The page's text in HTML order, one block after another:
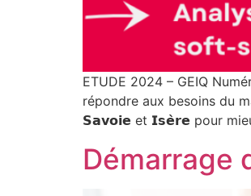
ETUDE 2024 – GEIQ
répondre aux besoins du
𝗦𝗮𝘃𝗼𝗶𝗲 et 𝗜𝘀𝗲̀𝗿𝗲 pour
Démarrage